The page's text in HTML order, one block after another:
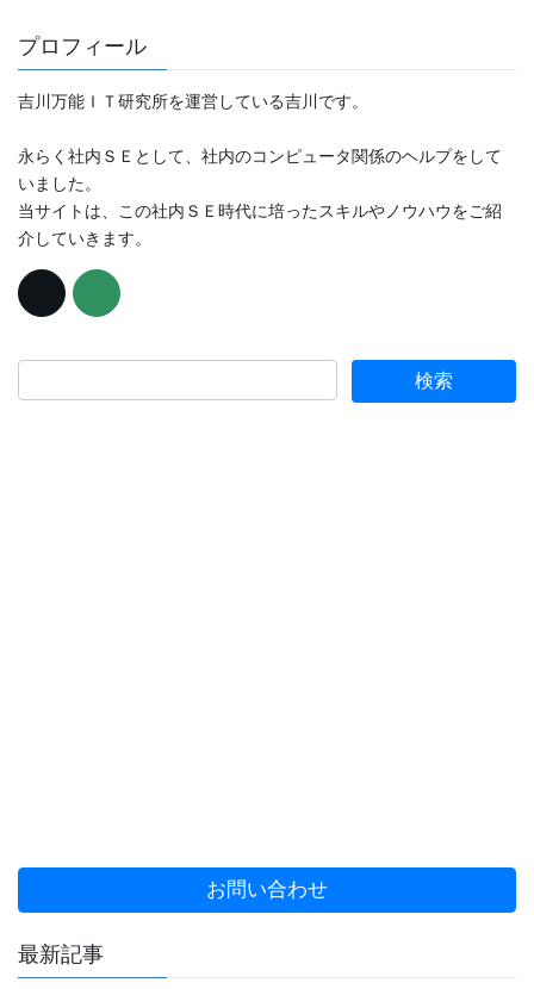
プロフィール
吉川万能ＩＴ研究所を運営している吉川です。
永らく社内ＳＥとして、社内のコンピュータ関係のヘルプをして
いました。
当サイトは、この社内ＳＥ時代に培ったスキルやノウハウをご紹
介していきます。
お問い合わせ
最新記事